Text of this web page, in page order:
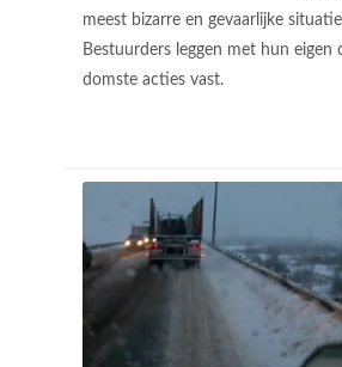
meest bizarre en gevaarlijke
Bestuurders leggen met hun eigen
domste acties vast.